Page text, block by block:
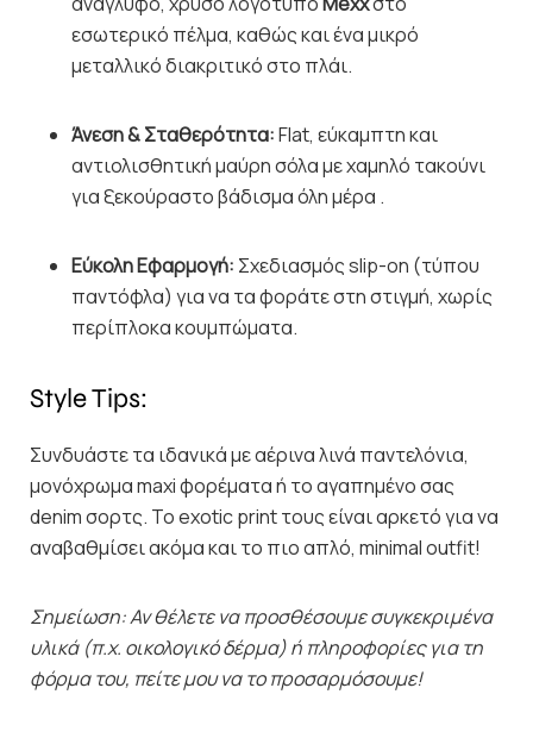
εσωτερικό πέλμα, καθώς και ένα μικρό
μεταλλικό διακριτικό στο πλάι.
Άνεση & Σταθερότητα:Flat, εύκαμπτη και
αντιολισθητική μαύρη σόλα με χαμηλό τακούνι
για ξεκούραστο βάδισμα όλη μέρα .
Εύκολη Εφαρμογή: Σχεδιασμός slip-on (τύπου
παντόφλα) για να τα φοράτε στη στιγμή, χωρίς
περίπλοκα κουμπώματα.
Style Tips:
Συνδυάστε τα ιδανικά με αέρινα λινά παντελόνια,
μονόχρωμα maxi φορέματα ή το αγαπημένο σας
denim σορτς. Το exotic print τους είναι αρκετό για να
αναβαθμίσει ακόμα και το πιο απλό, minimal outfit!
Σημείωση: Αν θέλετε να προσθέσουμε συγκεκριμένα
υλικά (π.χ. οικολογικό δέρμα) ή πληροφορίες για τη
φόρμα του, πείτε μου να το προσαρμόσουμε!